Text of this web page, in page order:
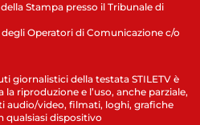
Stampa presso il Tribunale di
Operatori di Comunicazione c/o
giornalistici della testata STILETV è
riproduzione e l’uso, anche parziale,
audio/video, filmati, loghi, grafiche
qualsiasi dispositivo